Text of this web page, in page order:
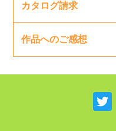
カタログ請求
作品へのご感想